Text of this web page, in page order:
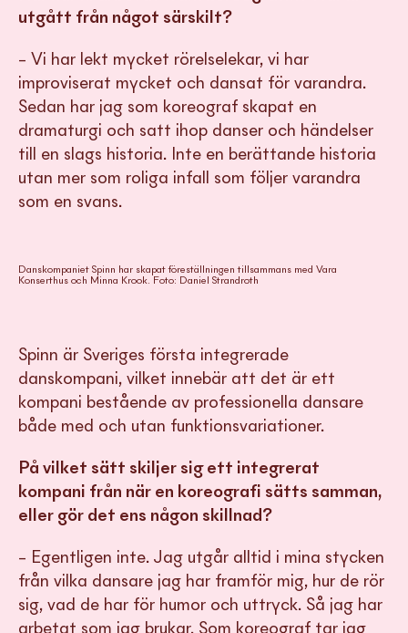
utgått från något särskilt?
– Vi har lekt mycket rörelselekar, vi har
improviserat mycket och dansat för varandra.
Sedan har jag som koreograf skapat en
dramaturgi och satt ihop danser och händelser
till en slags historia. Inte en berättande historia
utan mer som roliga infall som följer varandra
som en svans.
Danskompaniet Spinn har skapat föreställningen tillsammans med Vara
Konserthus och Minna Krook. Foto: Daniel Strandroth
Spinn är Sveriges första integrerade
danskompani, vilket innebär att det är ett
kompani bestående av professionella dansare
både med och utan funktionsvariationer.
På vilket sätt skiljer sig ett integrerat
kompani från när en koreografi sätts samman,
eller gör det ens någon skillnad?
– Egentligen inte. Jag utgår alltid i mina stycken
från vilka dansare jag har framför mig, hur de rör
sig, vad de har för humor och uttryck. Så jag har
arbetat som jag brukar. Som koreograf tar jag